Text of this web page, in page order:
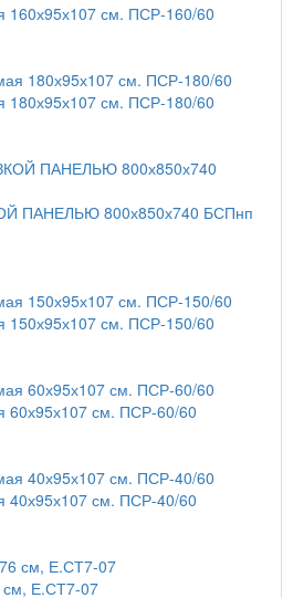
160х95х107 см. ПСР-160/60
180х95х107 см. ПСР-180/60
ПАНЕЛЬЮ 800х850х740 БСПнп
150х95х107 см. ПСР-150/60
60х95х107 см. ПСР-60/60
40х95х107 см. ПСР-40/60
см, Е.СТ7-07